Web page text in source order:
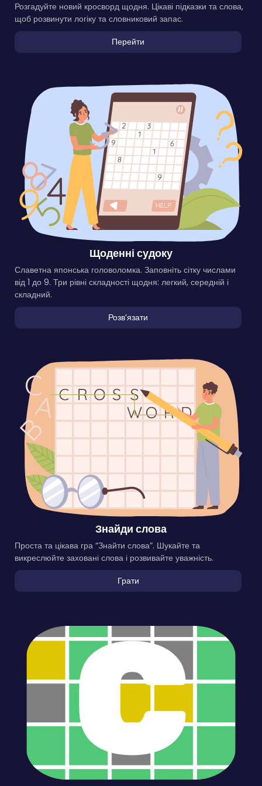
Розгадуйте новий кросворд щодня. Цікаві підказки та слова,
щоб розвинути логіку та словниковий запас.
Перейти
Щоденні судоку
Славетна японська головоломка. Заповніть сітку числами
від 1 до 9. Три рівні складності щодня: легкий, середній і
складний.
Розвʼязати
Знайди слова
Проста та цікава гра “Знайти слова”. Шукайте та
викреслюйте заховані слова і розвивайте уважність.
Грати